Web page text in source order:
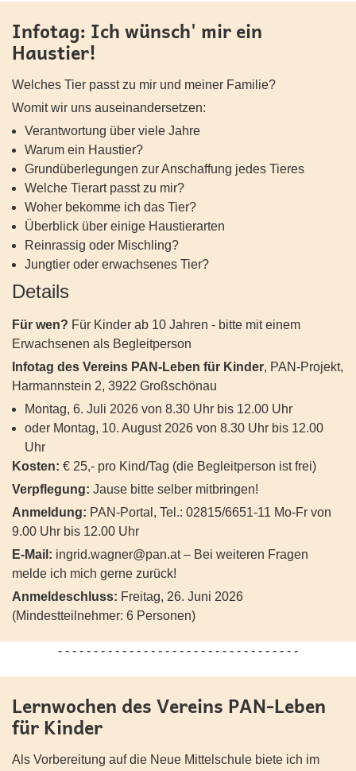
Infotag: Ich wünsch' mir ein
Haustier!
Welches Tier passt zu mir und meiner Familie?
Womit wir uns auseinandersetzen:
Verantwortung über viele Jahre
Warum ein Haustier?
Grundüberlegungen zur Anschaffung jedes Tieres
Welche Tierart passt zu mir?
Woher bekomme ich das Tier?
Überblick über einige Haustierarten
Reinrassig oder Mischling?
Jungtier oder erwachsenes Tier?
Details
Für wen? Für Kinder ab 10 Jahren - bitte mit einem
Erwachsenen als Begleitperson
Infotag des Vereins PAN-Leben für Kinder, PAN-Projekt,
Harmannstein 2, 3922 Großschönau
Montag, 6. Juli 2026 von 8.30 Uhr bis 12.00 Uhr
oder Montag, 10. August 2026 von 8.30 Uhr bis 12.00
Uhr
Kosten: € 25,- pro Kind/Tag (die Begleitperson ist frei)
Verpflegung: Jause bitte selber mitbringen!
Anmeldung: PAN-Portal, Tel.: 02815/6651-11 Mo-Fr von
9.00 Uhr bis 12.00 Uhr
E-Mail: ingrid.wagner@pan.at– Bei weiteren Fragen
melde ich mich gerne zurück!
Anmeldeschluss: Freitag, 26. Juni 2026
(Mindestteilnehmer: 6 Personen)
- - - - - - - - - - - - - - - - - - - - - - - - - - - - - - - - - -
Lernwochen des Vereins PAN-Leben
für Kinder
Als Vorbereitung auf die Neue Mittelschule biete ich im